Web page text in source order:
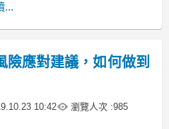
所涉及的風險則會更大。因
最低。
你迅速了解「外匯是什麼」？
...
險應對建議，如何做到
10:42 瀏覽人次 :985